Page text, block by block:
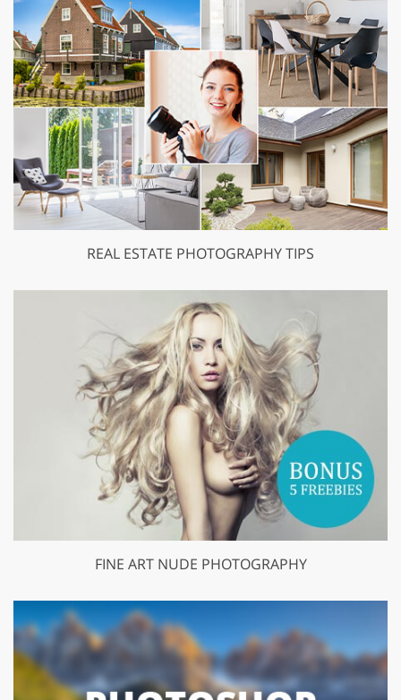
REAL ESTATE PHOTOGRAPHY TIPS
FINE ART NUDE PHOTOGRAPHY